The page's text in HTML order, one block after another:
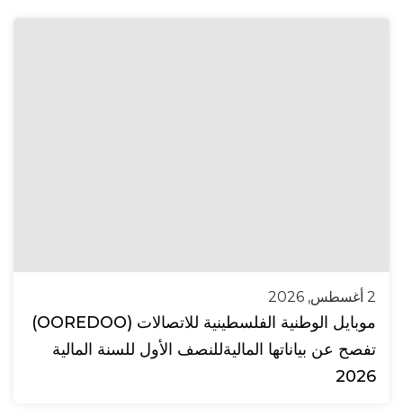
2 أغسطس, 2026
موبايل الوطنية الفلسطينية للاتصالات (OOREDOO)
تفصح عن بياناتها الماليةللنصف الأول للسنة المالية
2026